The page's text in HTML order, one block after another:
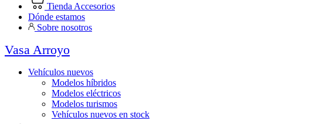
Tienda Accesorios
Dónde estamos
Sobre nosotros
Vasa Arroyo
Vehículos nuevos
Modelos híbridos
Modelos eléctricos
Modelos turismos
Vehículos nuevos en stock